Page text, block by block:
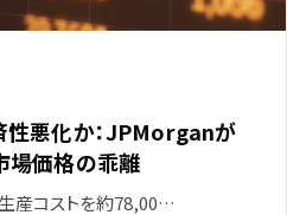
性悪化か：JPMorganが
場価格の乖離
産コストを約78,00…